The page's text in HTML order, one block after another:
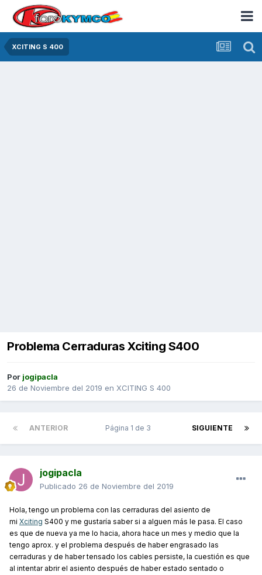
XCITING S 400
Problema Cerraduras Xciting S400
Por jogipacla
26 de Noviembre del 2019 en XCITING S 400
ANTERIOR SIGUIENTE
Página 1 de 3
jogipacla
Publicado 26 de Noviembre del 2019
Hola, tengo un problema con las cerraduras del asiento de
mi Xciting S400 y me gustaría saber si a alguen más le pasa. El caso
es que de nueva ya me lo hacia, ahora hace un mes y medio que la
tengo aprox. y el problema después de haber engrasado las
cerraduras y de haber tensado los cables persiste, la cuestión es que
al intentar abrir el asiento después de haber estado sentado o